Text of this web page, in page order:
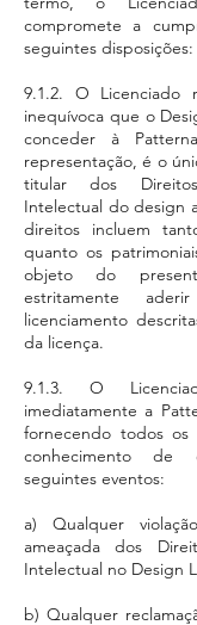
compromete a
seguintes disposições:
9.1.2. O Licenciado
inequívoca que o
conceder à
representação, é o
titular dos
Intelectual do design
direitos incluem
quanto os
objeto do
estritamente
licenciamento
da licença.
9.1.3. O
imediatamente a
fornecendo todos os
conhecimento
seguintes eventos:
a) Qualquer
ameaçada dos
Intelectual no Design
b) Qualquer